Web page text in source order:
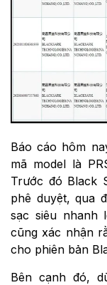
Báo cáo hôm
mã model là
Trước đó Black
phê duyệt, qua
sạc siêu nhanh
cũng xác nhận
cho phiên bản
Bên cạnh đó,